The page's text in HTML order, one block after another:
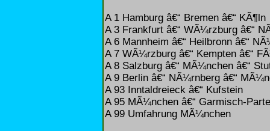
A 1 Hamburg â€“ Bremen â€“ KÃ¶ln
A 3 Frankfurt â€“ WÃ¼rzburg â€“
A 6 Mannheim â€“ Heilbronn â€“
A 7 WÃ¼rzburg â€“ Kempten â€“
A 8 Salzburg â€“ MÃ¼nchen â€“
A 9 Berlin â€“ NÃ¼rnberg â€“
A 93 Inntaldreieck â€“ Kufstein
A 95 MÃ¼nchen â€“ Garmisch-
A 99 Umfahrung MÃ¼nchen